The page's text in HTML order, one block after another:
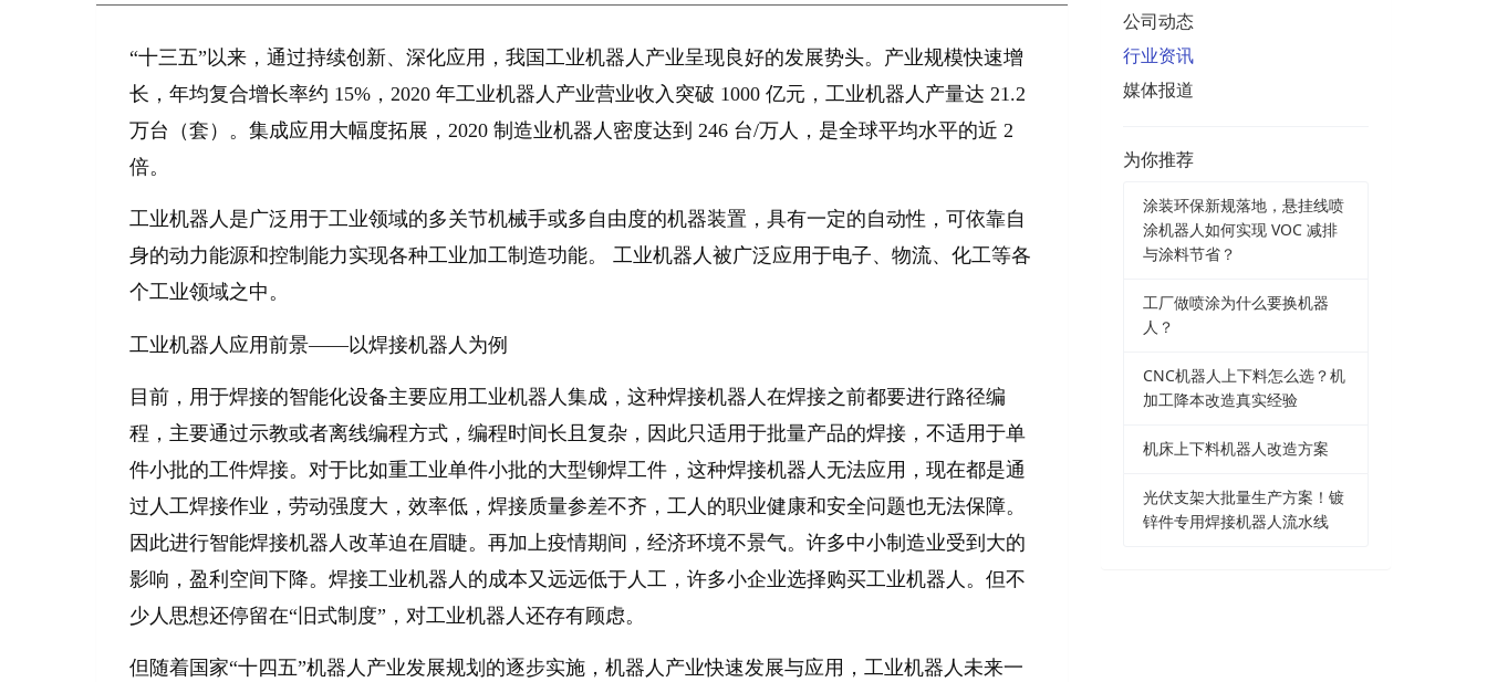
“十三五”以来，通过持续创新、深化应用，我国工业机器人产业呈现良好的发展势头。产业规模快速增
长，年均复合增长率约 15%，2020 年工业机器人产业营业收入突破 1000 亿元，工业机器人产量达 21.2
万台（套）。集成应用大幅度拓展，2020 制造业机器人密度达到 246 台/万人，是全球平均水平的近 2
倍。
工业机器人是广泛用于工业领域的多关节机械手或多自由度的机器装置，具有一定的自动性，可依靠自
身的动力能源和控制能力实现各种工业加工制造功能。
工业机器人被广泛应用于电子、物流、化工等各
个工业领域之中。
工业机器人应用前景——以焊接机器人为例
目前，用于焊接的智能化设备主要应用工业机器人集成，这种焊接机器人在焊接之前都要进行路径编
程，主要通过示教或者离线编程方式，编程时间长且复杂，因此只适用于批量产品的焊接，不适用于单
件小批的工件焊接。对于比如重工业单件小批的大型铆焊工件，这种焊接机器人无法应用，现在都是通
过人工焊接作业，劳动强度大，效率低，焊接质量参差不齐，工人的职业健康和安全问题也无法保障。
因此进行智能焊接机器人改革迫在眉睫。再加上疫情期间，经济环境不景气。许多中小制造业受到大的
影响，盈利空间下降。焊接工业机器人的成本又远远低于人工，许多小企业选择购买工业机器人。但不
少人思想还停留在“旧式制度”，对工业机器人还存有顾虑。
但随着国家“十四五”机器人产业发展规划的逐步实施，机器人产业快速发展与应用，工业机器人未来一
公司动态
行业资讯
媒体报道
为你推荐
涂装环保新规落地，悬挂线喷
涂机器人如何实现 VOC 减排
与涂料节省？
工厂做喷涂为什么要换机器
人？
CNC机器人上下料怎么选？机
加工降本改造真实经验
机床上下料机器人改造方案
光伏支架大批量生产方案！镀
锌件专用焊接机器人流水线